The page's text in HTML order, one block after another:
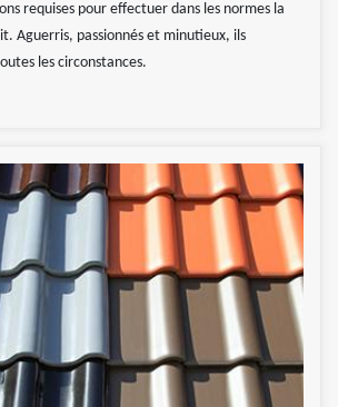
requises pour effectuer dans les normes la
Aguerris, passionnés et minutieux, ils
les circonstances.